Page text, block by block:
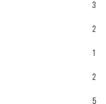
3
2
1
2
5